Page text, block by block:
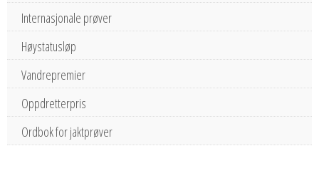
Internasjonale prøver
Høystatusløp
Vandrepremier
Oppdretterpris
Ordbok for jaktprøver